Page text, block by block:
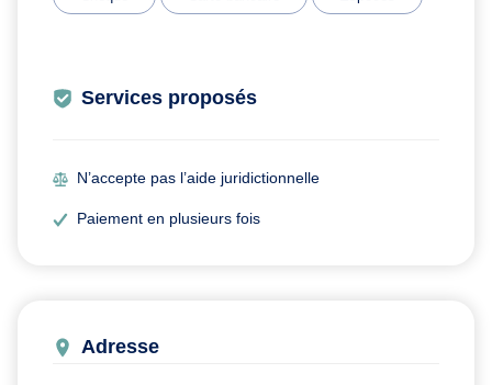
Services proposés
N’accepte pas l’aide juridictionnelle
Paiement en plusieurs fois
Adresse